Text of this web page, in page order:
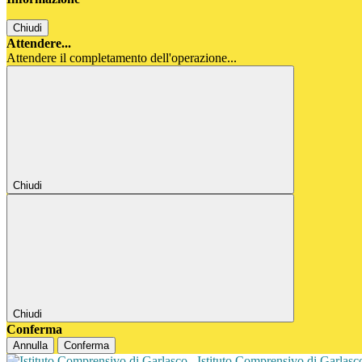
Chiudi
Attendere...
Attendere il completamento dell'operazione...
Chiudi
Chiudi
Conferma
Annulla Conferma